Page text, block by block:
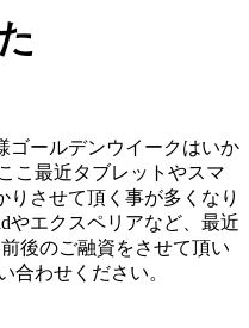
ゴールデンウイークはいか
こ最近タブレットやスマ
りさせて頂く事が多くなり
やエクスペリアなど、最近
後のご融資をさせて頂い
合わせください。